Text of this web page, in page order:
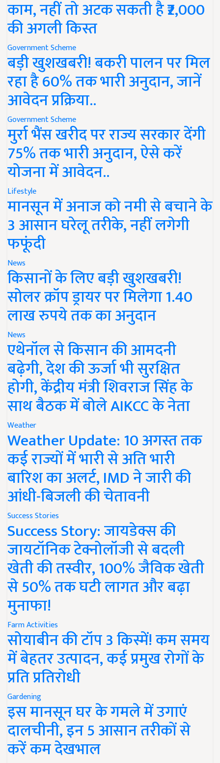
काम, नहीं तो अटक सकती है ₹2,000
की अगली किस्त
Government Scheme
बड़ी खुशखबरी! बकरी पालन पर मिल
रहा है 60% तक भारी अनुदान, जानें
आवेदन प्रक्रिया..
Government Scheme
मुर्रा भैंस खरीद पर राज्य सरकार देंगी
75% तक भारी अनुदान, ऐसे करें
योजना में आवेदन..
Lifestyle
मानसून में अनाज को नमी से बचाने के
3 आसान घरेलू तरीके, नहीं लगेगी
फफूंदी
News
किसानों के लिए बड़ी खुशखबरी!
सोलर क्रॉप ड्रायर पर मिलेगा 1.40
लाख रुपये तक का अनुदान
News
एथेनॉल से किसान की आमदनी
बढ़ेगी, देश की ऊर्जा भी सुरक्षित
होगी, केंद्रीय मंत्री शिवराज सिंह के
साथ बैठक में बोले AIKCC के नेता
Weather
Weather Update: 10 अगस्त तक
कई राज्यों में भारी से अति भारी
बारिश का अलर्ट, IMD ने जारी की
आंधी-बिजली की चेतावनी
Success Stories
Success Story: जायडेक्स की
जायटॉनिक टेक्नोलॉजी से बदली
खेती की तस्वीर, 100% जैविक खेती
से 50% तक घटी लागत और बढ़ा
मुनाफा!
Farm Activities
सोयाबीन की टॉप 3 किस्में! कम समय
में बेहतर उत्पादन, कई प्रमुख रोगों के
प्रति प्रतिरोधी
Gardening
इस मानसून घर के गमले में उगाएं
दालचीनी, इन 5 आसान तरीकों से
करें कम देखभाल